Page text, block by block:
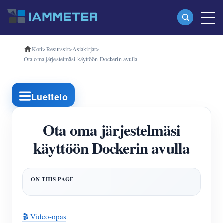
Tuotteet
Kolmivaiheinen Wi-Fi-energiamittari (WEM3080T)
Kolmivaiheinen Wi-Fi-energiamittari (WEM3050T)
WiFi-virranohjain
IAMMETER Cloud Pro
Koti>Resurssit>Asiakirjat>
Ota oma järjestelmäsi käyttöön Dockerin avulla
Luettelo
Ota oma järjestelmäsi
käyttöön Dockerin avulla
🎬 Video-opas